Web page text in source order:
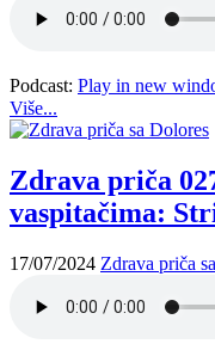
Podcast: Play in new
Više...
Zdrava priča
vaspitačima:
17/07/2024 Zdrava priča